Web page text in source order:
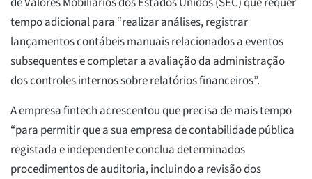
tempo adicional para “realizar análises, registrar
lançamentos contábeis manuais relacionados a eventos
subsequentes e completar a avaliação da administração
dos controles internos sobre relatórios financeiros”.
A empresa fintech acrescentou que precisa de mais tempo
“para permitir que a sua empresa de contabilidade pública
registada e independente conclua determinados
procedimentos de auditoria, incluindo a revisão dos